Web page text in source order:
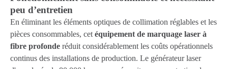
peu d’entretien
En éliminant les éléments optiques de collimation réglables et les
pièces consommables, cet équipement de marquage laser à
fibre profonde réduit considérablement les coûts opérationnels
continus des installations de production. Le générateur laser